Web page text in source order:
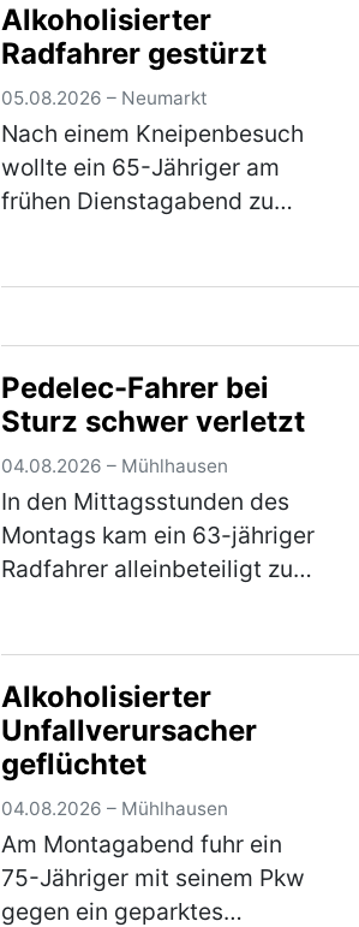
die Anhängerkupplung samt
E-Satz von einem Citroen,
der auf einem Parkplatz n…
(mehr)
Alkoholisierter
Radfahrer gestürzt
05.08.2026 – Neumarkt
Nach einem Kneipenbesuch
wollte ein 65-Jähriger am
frühen Dienstagabend zu
jedoch aufgrund seiner star…
(mehr)
Pedelec-Fahrer bei
Sturz schwer verletzt
04.08.2026 – Mühlhausen
In den Mittagsstunden des
Montags kam ein 63-jähriger
Radfahrer alleinbeteiligt zu
dem Radweg von
Weihersdorf in Richtun…
(mehr)
Alkoholisierter
Unfallverursacher
geflüchtet
04.08.2026 – Mühlhausen
Am Montagabend fuhr ein
75-Jähriger mit seinem Pkw
gegen ein geparktes